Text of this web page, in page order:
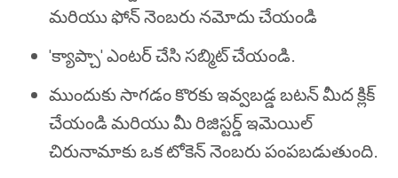
మరియు ఫోన్ నెంబరు నమోదు చేయండి
'క్యాప్చా' ఎంటర్ చేసి సబ్మిట్ చేయండి.
ముందుకు సాగడం కొరకు ఇవ్వబడ్డ బటన్ మీద క్లిక్
చేయండి మరియు మీ రిజిస్టర్డ్ ఇమెయిల్
చిరునామాకు ఒక టోకెన్ నెంబరు పంపబడుతుంది.